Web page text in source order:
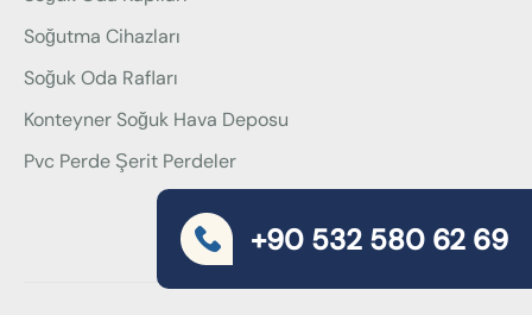
Soğutma Cihazları
Soğuk Oda Rafları
Konteyner Soğuk Hava Deposu
Pvc Perde Şerit Perdeler
+90 532 580 62 69